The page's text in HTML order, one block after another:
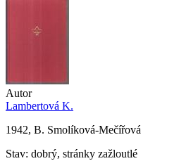
Autor
Lambertová K.
1942, B. Smolíková-Mečířová
Stav: dobrý, stránky zažloutlé